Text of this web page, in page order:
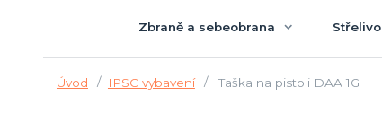
Zbraně a sebeobrana Střelivo
Úvod IPSC vybavení Taška na pistoli DAA 1G